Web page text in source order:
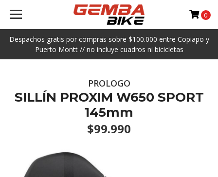
Despachos gratis por compras sobre $100.000 entre Copiapo y
Puerto Montt // no incluye cuadros ni bicicletas
0
PROLOGO
SILLÍN PROXIM W650 SPORT
145mm
$99.990